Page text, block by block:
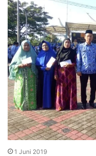
1 Juni 2019